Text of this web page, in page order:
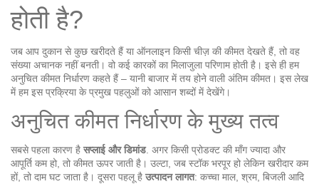
होती है?
जब आप दुकान से कुछ खरीदते हैं या ऑनलाइन किसी चीज़ की कीमत देखते हैं, तो वह
संख्या अचानक नहीं बनती। वो कई कारकों का मिलाजुला परिणाम होती है। इसे ही हम
अनुचित कीमत निर्धारण कहते हैं – यानी बाजार में तय होने वाली अंतिम कीमत। इस लेख
में हम इस प्रक्रिया के प्रमुख पहलुओं को आसान शब्दों में देखेंगे।
अनुचित कीमत निर्धारण के मुख्य तत्व
सबसे पहला कारण है सप्लाई और डिमांड. अगर किसी प्रोडक्ट की माँग ज्यादा और
आपूर्ति कम हो, तो कीमत ऊपर जाती है। उल्टा, जब स्टॉक भरपूर हो लेकिन खरीदार कम
हों, तो दाम घट जाता है। दूसरा पहलू है उत्पादन लागत: कच्चा माल, श्रम, बिजली आदि